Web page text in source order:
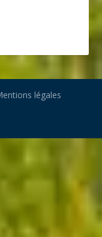
légales